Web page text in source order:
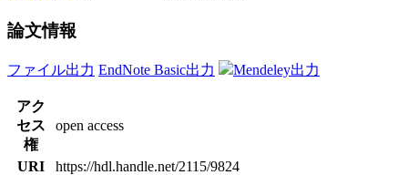
論文情報
ファイル出力 EndNote Basic出力 Mendeley出力
アク
セス
権
open access
URI https://hdl.handle.net/2115/9824